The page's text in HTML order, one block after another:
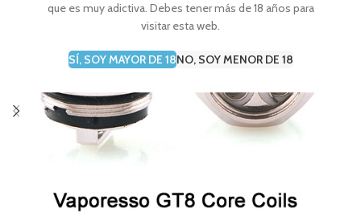
que es muy adictiva. Debes tener más de 18 años para
visitar esta web.
SÍ, SOY MAYOR DE 18NO, SOY MENOR DE 18